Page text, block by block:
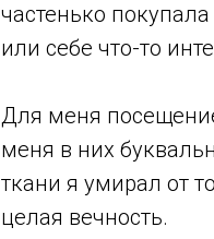
частенько
или себе что-то
Для меня
меня в них
ткани я умирал от
целая вечность.